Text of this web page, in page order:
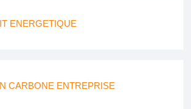
ENERGETIQUE
CARBONE ENTREPRISE